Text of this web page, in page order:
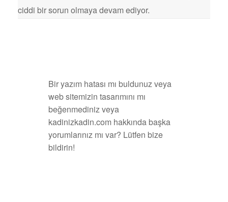
ciddi bir sorun olmaya devam ediyor.
Bir yazım hatası mı buldunuz veya
web sitemizin tasarımını mı
beğenmediniz veya
kadinizkadin.com hakkında başka
yorumlarınız mı var? Lütfen bize
bildirin!